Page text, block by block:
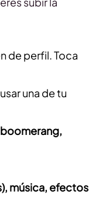
de perfil. Toca
una de tu
música, efectos